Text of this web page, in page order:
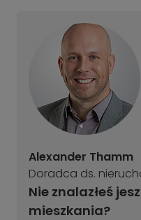
Alexander Thamm
Doradca ds.
Nie znalazłeś
mieszkania?